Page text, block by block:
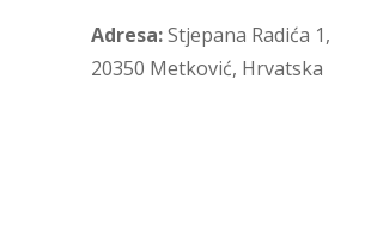
Adresa:Stjepana Radića 1,
20350 Metković, Hrvatska